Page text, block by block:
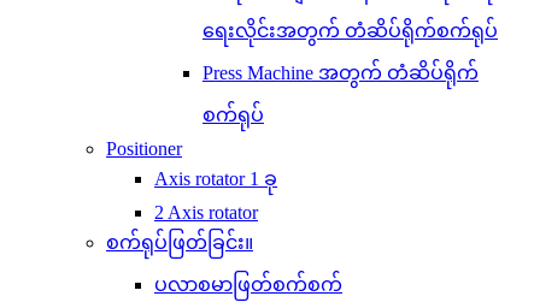
ရေးလိုင်းအတွက် တံဆိပ်ရိုက်စက်ရုပ်
Press Machine အတွက် တံဆိပ်ရိုက်
စက်ရုပ်
Positioner
Axis rotator 1 ခု
2 Axis rotator
စက်ရုပ်ဖြတ်ခြင်း။
ပလာစမာဖြတ်စက်စက်